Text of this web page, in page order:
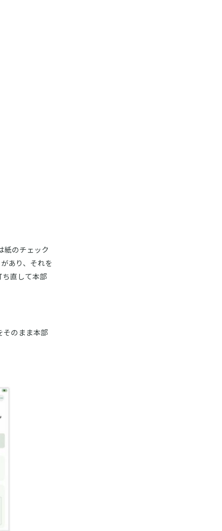
紙のチェック
あり、それを
直して本部
そのまま本部